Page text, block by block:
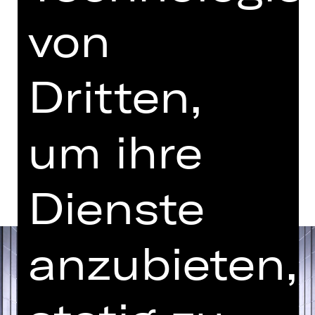
17.30 Uhr Einführung
Abo U
Termine und Besetzung
von
Dritten,
um ihre
Dienste
anzubieten,